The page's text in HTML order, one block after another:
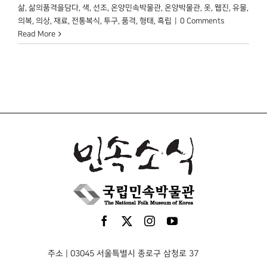
삶, 삶의품격을담다, 색, 선조, 온양민속박물관, 온양박물관, 옷, 웹진, 유물,
의복, 의상, 재료, 전통복식, 투구, 품격, 형태 , 흑립
0 Comments
Read More
주소 | 03045 서울특별시 종로구 삼청로 37